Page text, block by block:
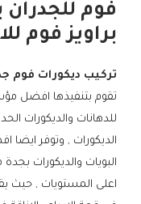
فوم للجدران
براويز فوم
تركيب ديكورات فوم
تقوم بتنفيذها افضل
للدهانات والديكورات
الديكورات , وتوفر
البويات والديكورات
اعلى المستويات , حيث